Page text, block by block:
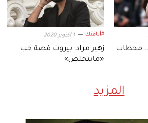
في عيد ميلادها الـ41.. محطات
#أناقتك 1 أكتوبر 2020
زهير مراد: بيروت قصة حب
«مابتخلص»
المزيد